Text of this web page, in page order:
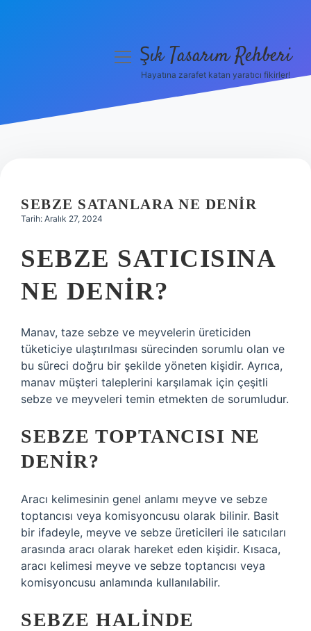
Hakkımızda
menüyüŞık Tasarım Rehberi
Hayatına zarafet katan yaratıcı fikirler!
SEBZE SATANLARA NE DENIR
Tarih: Aralık 27, 2024
SEBZE SATICISINA
NE DENIR?
Manav, taze sebze ve meyvelerin üreticiden
tüketiciye ulaştırılması sürecinden sorumlu olan ve
bu süreci doğru bir şekilde yöneten kişidir. Ayrıca,
manav müşteri taleplerini karşılamak için çeşitli
sebze ve meyveleri temin etmekten de sorumludur.
SEBZE TOPTANCISI NE
DENIR?
Aracı kelimesinin genel anlamı meyve ve sebze
toptancısı veya komisyoncusu olarak bilinir. Basit
bir ifadeyle, meyve ve sebze üreticileri ile satıcıları
arasında aracı olarak hareket eden kişidir. Kısaca,
aracı kelimesi meyve ve sebze toptancısı veya
komisyoncusu anlamında kullanılabilir.
SEBZE HALINDE